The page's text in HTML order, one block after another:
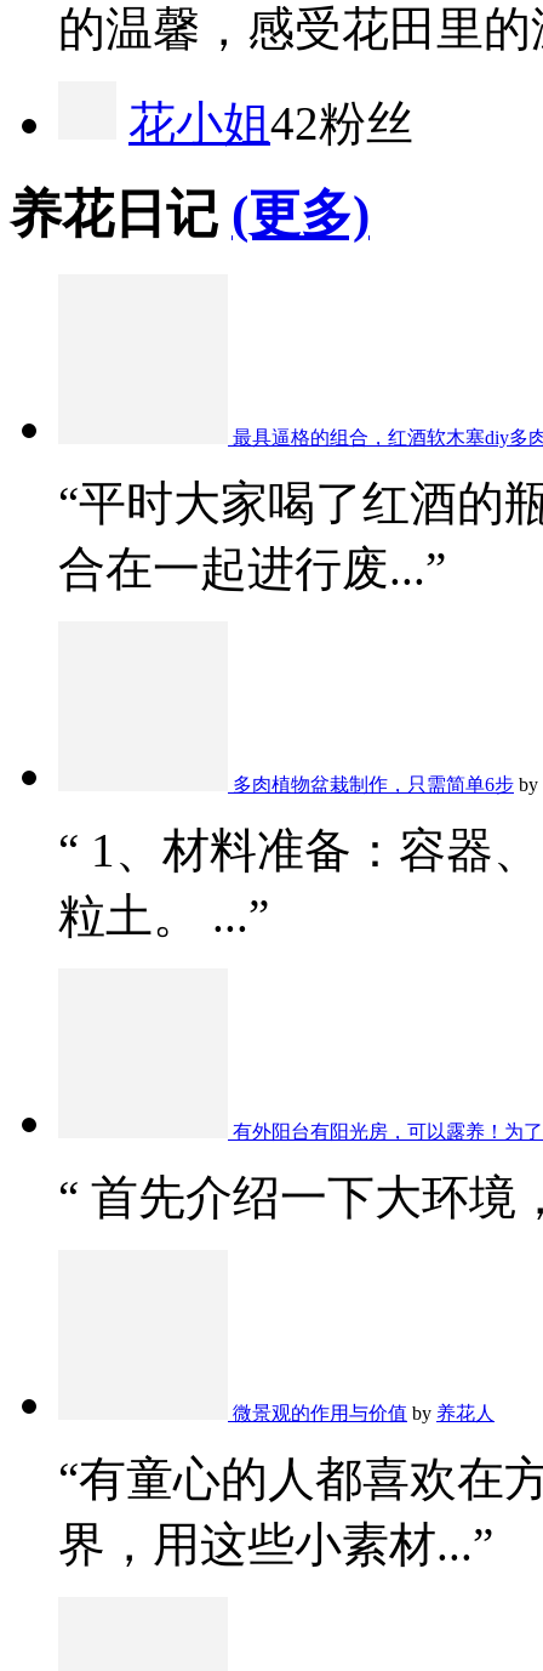
的温馨，感受花田里
花小姐42粉丝
养花日记 (更多)
最具逼格的组合，红酒软木塞diy多
“平时大家喝了红酒的
合在一起进行废...”
多肉植物盆栽制作，只需简单6步 by
“ 1、材料准备：容器
粒土。 ...”
有外阳台有阳光房，可以露养！为
“ 首先介绍一下大环境
微景观的作用与价值 by 养花人
“有童心的人都喜欢在
界，用这些小素材...”